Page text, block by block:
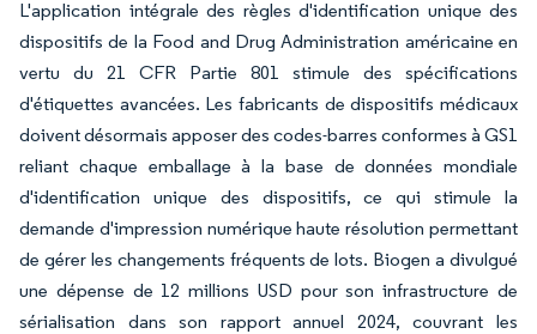
L'application intégrale des règles d'identification unique des
dispositifs de la Food and Drug Administration américaine en
vertu du 21 CFR Partie 801 stimule des spécifications
d'étiquettes avancées. Les fabricants de dispositifs médicaux
doivent désormais apposer des codes-barres conformes à GS1
reliant chaque emballage à la base de données mondiale
d'identification unique des dispositifs, ce qui stimule la
demande d'impression numérique haute résolution permettant
de gérer les changements fréquents de lots. Biogen a divulgué
une dépense de 12 millions USD pour son infrastructure de
sérialisation dans son rapport annuel 2024, couvrant les